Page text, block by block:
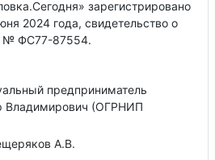
зарегистрировано
2024 года, свидетельство о
№ ФС77-87554.
предприниматель
Владимирович (ОГРНИП
А.В.